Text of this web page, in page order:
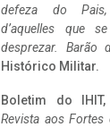
defeza do
d’aquelles que
desprezar. Barão
Histórico Militar.
Boletim do
Revista aos